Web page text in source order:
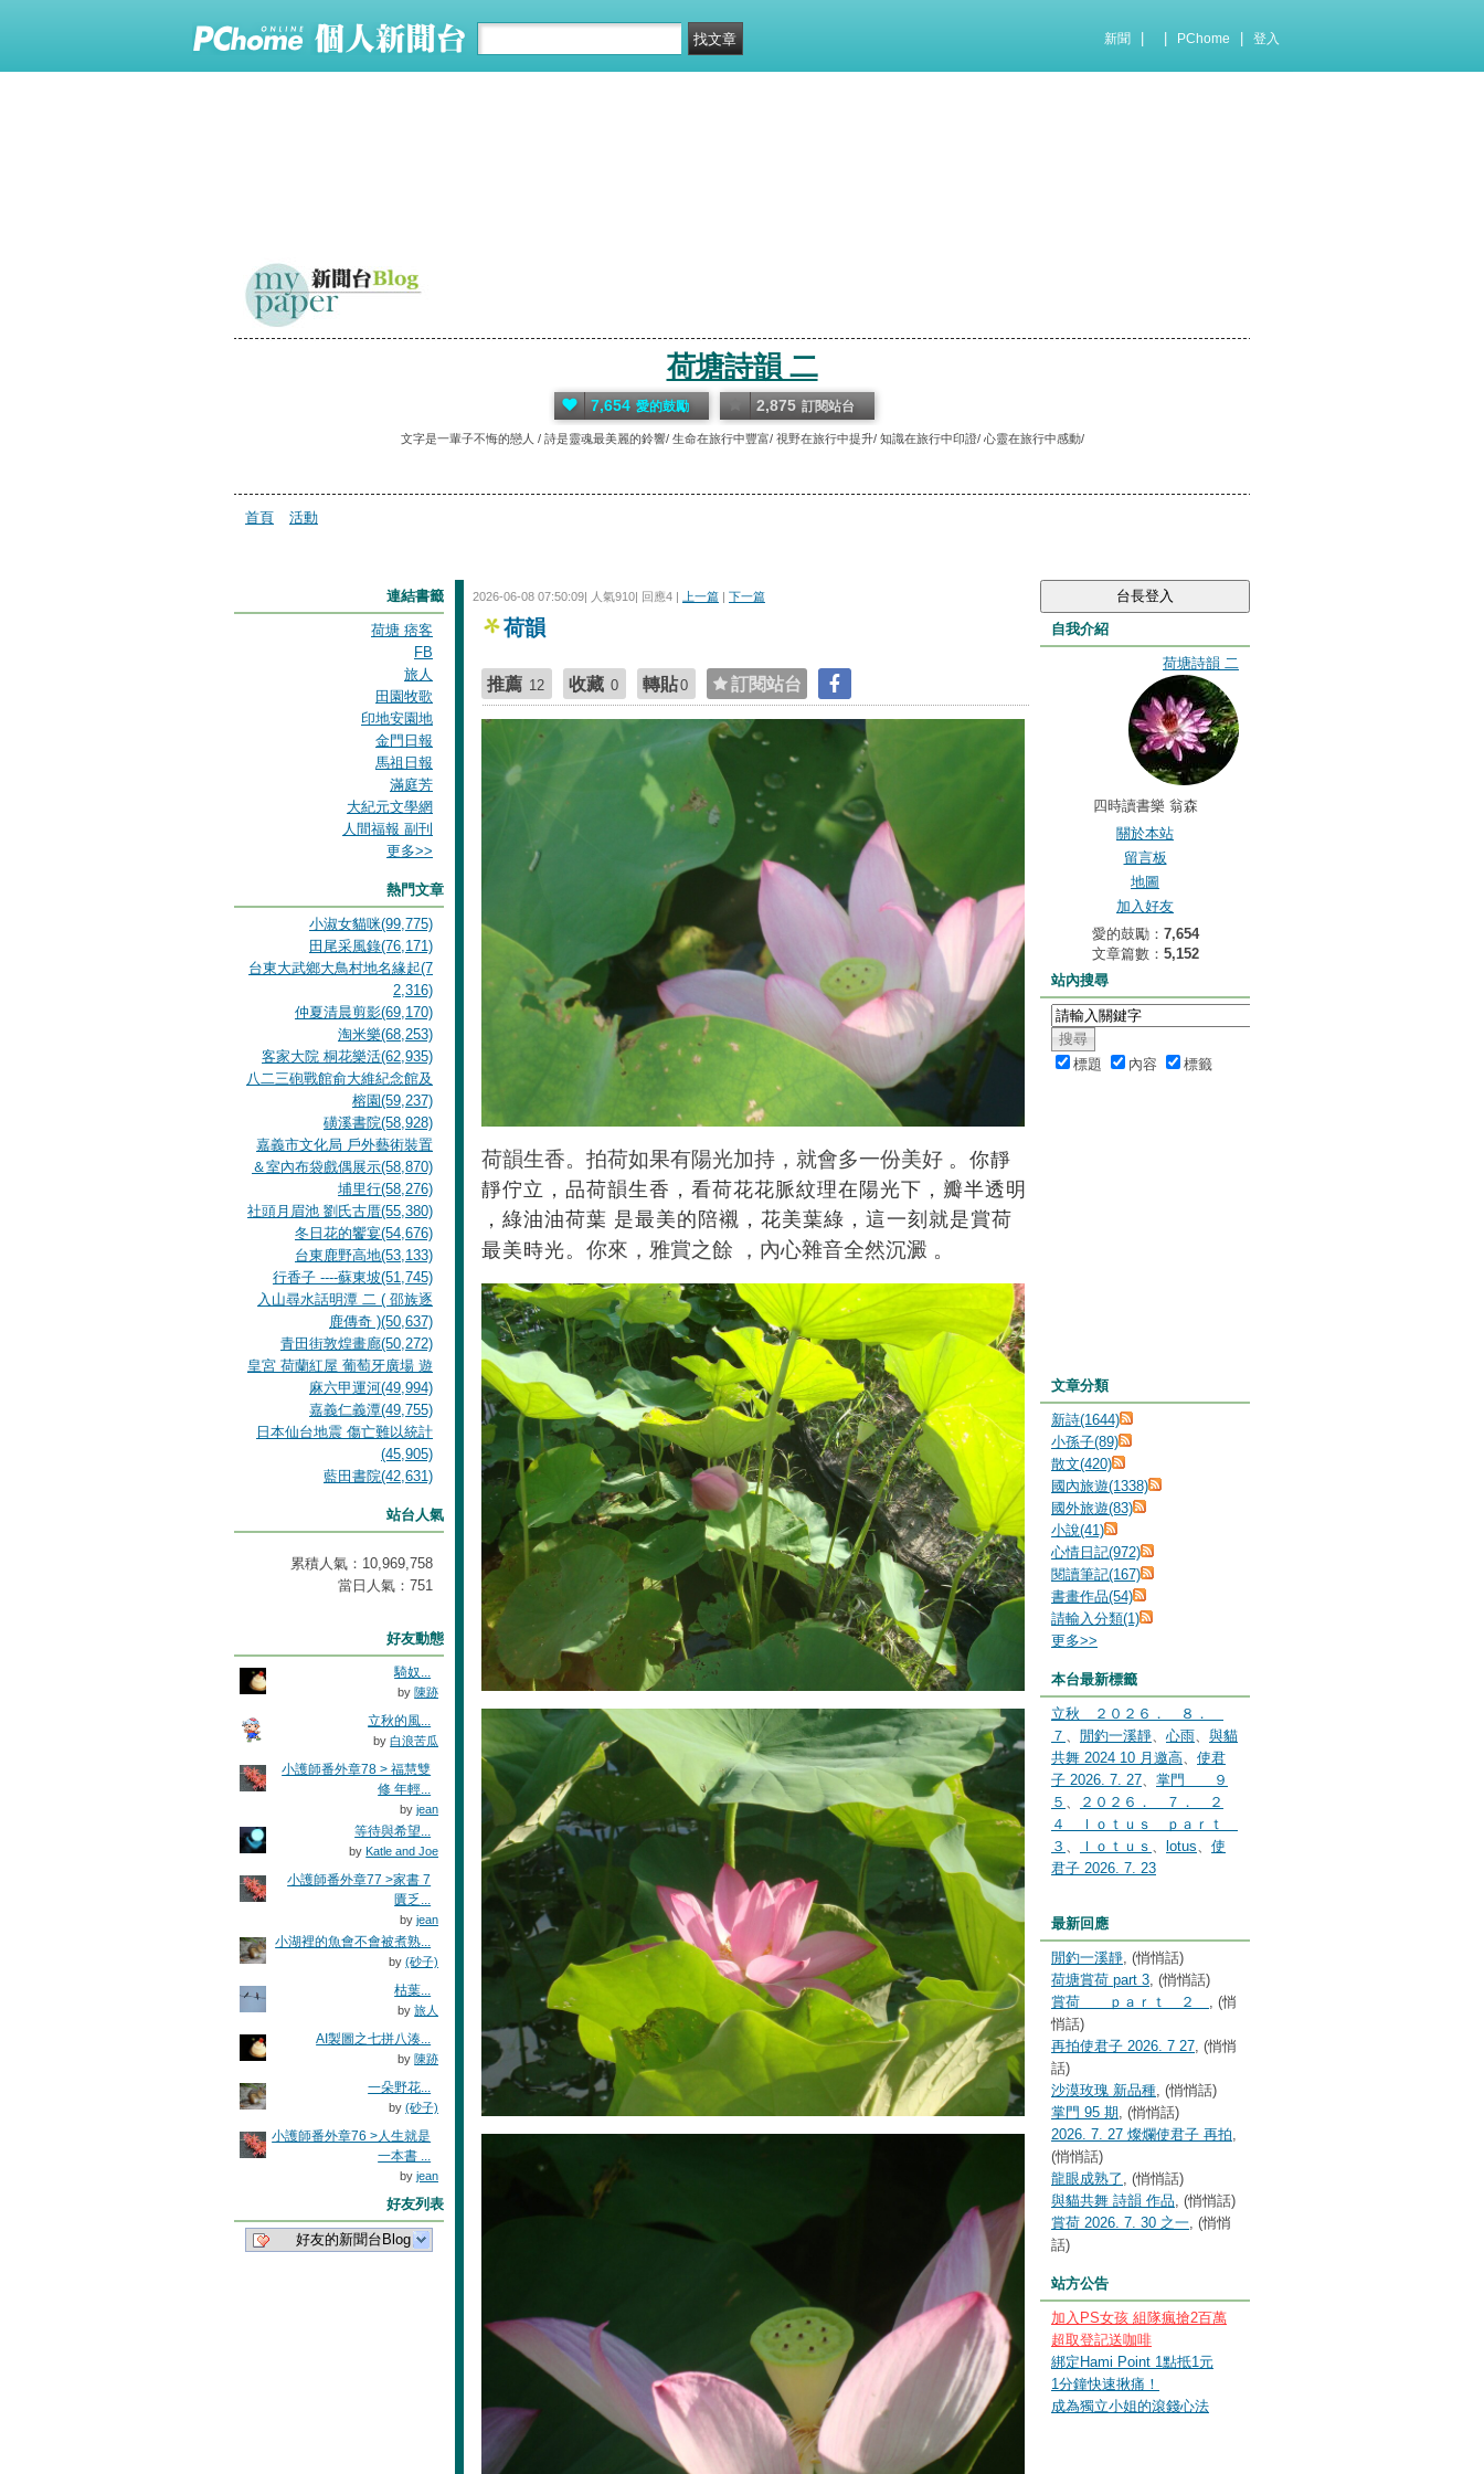
新聞 PChome 登入
荷塘詩韻 二
文字是一輩子不悔的戀人 / 詩是靈魂最美麗的鈴響/ 生命在旅行中豐富/ 視野在旅行中提升/ 知識在旅行中印證/ 心靈在旅行中感動/
7,654 愛的鼓勵 2,875 訂閱站台
首頁 活動
2026-06-08 07:50:09| 人氣910| 回應4 | 上一篇 | 下一篇
荷韻
推薦 12 收藏 0 轉貼0 訂閱站台
荷韻生香。拍荷如果有陽光加持，就會多一份美好 。你靜
靜佇立，品荷韻生香，看荷花花脈紋理在陽光下，瓣半透明
，綠油油荷葉 是最美的陪襯，花美葉綠，這一刻就是賞荷
最美時光。 你來，雅賞之餘 ，內心雜音全然沉澱 。
自我介紹
荷塘詩韻 二
四時讀書樂 翁森
關於本站
留言板
地圖
加入好友
愛的鼓勵： 7,654
文章篇數： 5,152
站內搜尋
標題 內容 標籤
文章分類
新詩(1644)
小孫子(89)
散文(420)
國內旅遊(1338)
國外旅遊(83)
小說(41)
心情日記(972)
閱讀筆記(167)
書畫作品(54)
請輸入分類(1)
更多>>
本台最新標籤
立秋 ２０２６． ８．
７ 、 閒釣一溪靜、 心雨、 與貓
共舞 2024 10 月邀高、 使君
子 2026. 7. 27、 掌門 ９
５ 、
２０２６． ７． ２
４ ｌｏｔｕｓ ｐａｒｔ
３ 、 ｌｏｔｕｓ 、 lotus、 使
君子 2026. 7. 23
最新回應
閒釣一溪靜, (悄悄話)
荷塘賞荷 part 3, (悄悄話)
賞荷 ｐａｒｔ ２ , (悄
悄話)
再拍使君子 2026. 7 27, (悄悄
話)
沙漠玫瑰 新品種, (悄悄話)
掌門 95 期, (悄悄話)
2026. 7. 27 燦爛使君子 再拍,
(悄悄話)
龍眼成熟了 , (悄悄話)
與貓共舞 詩韻 作品, (悄悄話)
賞荷 2026. 7. 30 之一, (悄悄
話)
站方公告
加入PS女孩 組隊瘋搶2百萬
超取登記送咖啡
綁定Hami Point 1點抵1元
1分鐘快速揪痛！
成為獨立小姐的滾錢心法
連結書籤
荷塘 痞客
FB
旅人
田園牧歌
印地安園地
金門日報
馬祖日報
滿庭芳
大紀元文學網
人間福報 副刊
更多>>
熱門文章
小淑女貓咪(99,775)
田尾采風錄(76,171)
台東大武鄉大鳥村地名緣起(7
2,316)
仲夏清晨剪影(69,170)
淘米樂(68,253)
客家大院 桐花樂活(62,935)
八二三砲戰館俞大維紀念館及
榕園(59,237)
磺溪書院(58,928)
嘉義市文化局 戶外藝術裝置
＆室內布袋戲偶展示(58,870)
埔里行(58,276)
社頭月眉池 劉氏古厝(55,380)
冬日花的饗宴(54,676)
台東鹿野高地(53,133)
行香子 ----蘇東坡(51,745)
入山尋水話明潭 二 ( 邵族逐
鹿傳奇 )(50,637)
青田街敦煌畫廊(50,272)
皇宮 荷蘭紅屋 葡萄牙廣場 遊
麻六甲運河(49,994)
嘉義仁義潭(49,755)
日本仙台地震 傷亡難以統計
(45,905)
藍田書院(42,631)
站台人氣
累積人氣： 10,969,758
當日人氣： 751
好友動態
騎奴...
by陳跡
立秋的風...
by白浪苦瓜
小護師番外章78 > 福慧雙
修 年輕...
byjean
等待與希望...
byKatle and Joe
小護師番外章77 >家書 7
匱乏...
byjean
小湖裡的魚會不會被煮熟...
by(砂子)
枯葉...
by旅人
AI製圖之七拼八湊...
by陳跡
一朵野花...
by(砂子)
小護師番外章76 >人生就是
一本書 ...
byjean
好友列表
好友的新聞台Blog